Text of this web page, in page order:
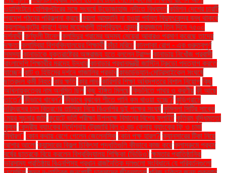
ওয়াশিংটনে হেলিকপ্টারের সঙ্গে সংঘর্ষে উড়োজাহাজ নদীতে বিধ্বস্ত কমিশন দেশের চারটি
প্রদেশ গঠনের পরিকল্পনা করছে কয়লা আমদানি না হওয়া পর্যন্ত বিদ্যুৎকেন্দ্র বন্ধ থাকবে
কয়লাসঙ্কটের কারণে বন্ধ মহেশখালী তাপবিদ্যুৎ কেন্দ্র করমজলে তিন দিনে ৭৫০০
দর্শনার্থী কর্ণফুলী টানেল কলসিন্দুর গ্রামের অদম্য মেয়েরা আবারও প্রমাণ করেছে তাদের
দক্ষতা কলাম্বিয়া বিশ্ববিদ্যালয়ের শিক্ষার্থী কাঁচা মরিচে কানপাকা রোগ - এক গুরুত্বপুর্ণ
সমস্যা কানাডাকে যুক্তরাষ্ট্রের অঙ্গরাজ্য হতে বললেন ট্রাম্প কানাডায় নিখোঁজ প্রবাসী
বাংলাদেশি শিক্ষার্থীর মরদেহ উদ্ধার কানাডার প্রধানমন্ত্রী জাস্টিন ট্রুডো পদত্যাগ করতে
যাচ্ছেন কান্ট ও হিউমের দর্শনে গাজালির প্রভাব কাভার্ডভ্যান-মোটরসাইকেল সংঘর্ষে
ছাত্রদল কর্মী নিহত কার ক্ষতি কার লাভ কারিগরি শিক্ষা অধিদপ্তরে বিশাল নিয়োগ কিছু
অধিনায়কত্বের নাম অনুমিত ছিল কিছু ইঙ্গিত মিলছে কিডনিতে পাথর ও করণীয় কী আছে
তাতে? কীভাবে খাবেন? কীভাবে বুঝবেন শীতে পানি কম খাওয়া হচ্ছে? কুড়িগ্রামে
দরিদ্রদের চাল বিতরণের তালিকা নিয়ে বিএনপির দুই পক্ষের সংঘর্ষ কুমিল্লা সিটির সাবেক
মেয়র সূচনার জমি কুয়েটে ভর্তি পরীক্ষা উপলক্ষে বিমানের বিশেষ ফ্লাইট কৃত্রিম বুদ্ধিমত্তা
কৃষক কেন্দ্রীয় ব্যাংকের নির্দেশনায় ট্রেজারি বিল ও বন্ড কেনায় ব্যাংকের ফি ও চার্জ
নির্ধারণ" কোন কথায় রেগে গেলেন জেলেনস্কি কোন পক্ষ হারল? ক্যানসারের টিকা নিয়ে
আশার আলো ক্যান্সারের বিকল্প চিকিৎসা পদ্ধতিগুলি কীভাবে কাজ করে ক্লাসরুমে প্রথম
বর্ষের ছাত্রকে বিয়ে করলেন বিশ্ববিদ্যালয় শিক্ষিকা (ভিডিও) ক্ষমতার প্রাতিষ্ঠানিক
ভারসাম্য প্রতিষ্ঠায় বিএনপিসহ প্রধান রাজনৈতিক দলগুলো সংবিধানে যে পরিবর্তনগুলো